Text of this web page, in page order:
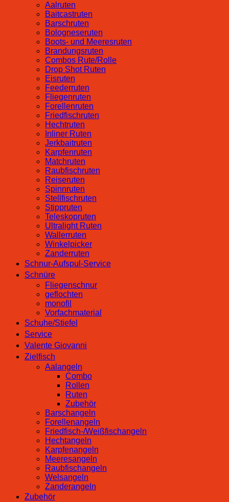
Aalruten
Baitcastruten
Barschruten
Bologneseruten
Boots- und Meeresruten
Brandungsruten
Combos Rute/Rolle
Drop Shot Ruten
Eisruten
Feederruten
Fliegenruten
Forellenruten
Friedfischruten
Hechtruten
Inliner Ruten
Jerkbaitruten
Karpfenruten
Matchruten
Raubfischruten
Reiseruten
Spinnruten
Stellfischruten
Stippruten
Teleskopruten
Ultralight Ruten
Wallerruten
Winkelpicker
Zanderruten
Schnur-Aufspul-Service
Schnüre
Fliegenschnur
geflochten
monofil
Vorfachmaterial
Schuhe/Stiefel
Service
Valente Giovanni
Zielfisch
Aalangeln
Combo
Rollen
Ruten
Zubehör
Barschangeln
Forellenangeln
Friedfisch-/Weißfischangeln
Hechtangeln
Karpfenangeln
Meeresangeln
Raubfischangeln
Welsangeln
Zanderangeln
Zubehör